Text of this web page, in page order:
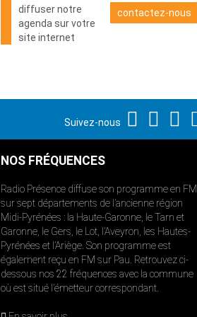
diffuser notre
agenda sur votre
site internet
contactez-nous
Suivez-nous
NOS FRÉQUENCES
Radio Présence diffuse son programme en FM
sur sept départements de l’ancienne région
Midi-Pyrénées : la Haute-Garonne, le Tarn et
Garonne, le Gers, le Lot, l’Aveyron, les Hautes-
Pyrénées et l’Ariège. Son programme est
également reçu en FM sur Pau. Retrouvez ci-
dessous nos 22 fréquences avec la commune
où est situé l’émetteur correspondant.